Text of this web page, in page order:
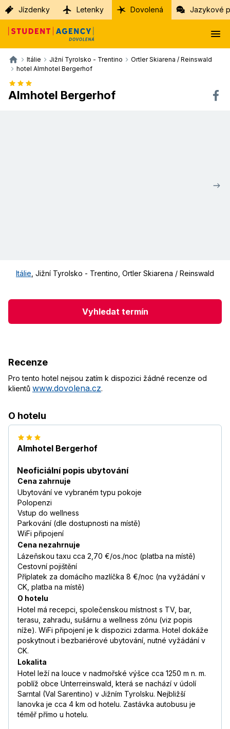
Jízdenky Letenky Dovolená Jazykové
Itálie Jižní Tyrolsko - Trentino
Ortler Skiarena / Reinswald
hotel Almhotel Bergerhof
Almhotel Bergerhof
Itálie Jižní Tyrolsko - Trentino Ortler Skiarena / Reinswald
Vyhledat termín
Recenze
Pro tento hotel nejsou zatím k dispozici žádné recenze od
klientů www.dovolena.cz.
O hotelu
Almhotel Bergerhof
Neoficiální popis ubytování
Cena zahrnuje
Ubytování ve vybraném typu pokoje
Polopenzi
Vstup do wellness
Parkování (dle dostupnosti na místě)
WiFi připojení
Cena nezahrnuje
Lázeňskou taxu cca 2,70 €/os./noc (platba na místě)
Cestovní pojištění
Příplatek za domácího mazlíčka 8 €/noc (na vyžádání v
CK, platba na místě)
O hotelu
Hotel má recepci, společenskou místnost s TV, bar,
terasu, zahradu, sušárnu a wellness zónu (viz popis
níže). WiFi připojení je k dispozici zdarma. Hotel dokáže
poskytnout i bezbariérové ubytování, nutné vyžádání v
CK.
Lokalita
Hotel leží na louce v nadmořské výšce cca 1250 m n. m.
poblíž obce Unterreinswald, která se nachází v údolí
Sarntal (Val Sarentino) v Jižním Tyrolsku. Nejbližší
lanovka je cca 4 km od hotelu. Zastávka autobusu je
téměř přímo u hotelu.